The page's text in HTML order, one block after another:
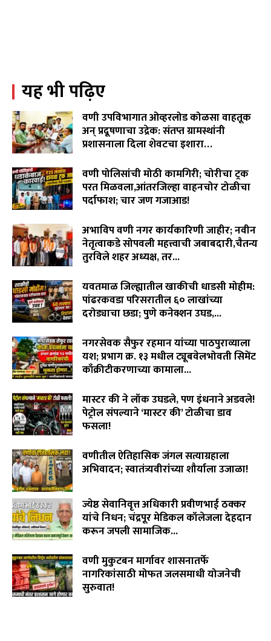
WCL विरुद्ध वृद्ध शेतकरी दांपत्याचा लढा! न्यायासाठी विजय
पिदुरकर मैदानात...
वारंवार निवेदन देऊनही जनप्रतिनिधी व लोकनिर्माण विभागाची झोप
उघडेना,खराब रस्त्यांमुळे गावकरी संतप्त.
02:16
पिक विमा कंपनीच्या धोरणाविरोधात लढा…
04:11
यह भी पढ़िए
वणी उपविभागात ओव्हरलोड कोळसा वाहतूक
अन् प्रदूषणाचा उद्रेक: संतप्त ग्रामस्थांनी
प्रशासनाला दिला शेवटचा इशारा…
वणी पोलिसांची मोठी कामगिरी; चोरीचा ट्रक
परत मिळवला,आंतरजिल्हा वाहनचोर टोळीचा
पर्दाफाश; चार जण गजाआड!
अभाविप वणी नगर कार्यकारिणी जाहीर; नवीन
नेतृत्वाकडे सोपवली महत्त्वाची जबाबदारी,चैतन्य
तुरविले शहर अध्यक्ष, तर...
यवतमाळ जिल्ह्यातील खाकीची धाडसी मोहीम:
पांढरकवडा परिसरातील ६० लाखांच्या
दरोड्याचा छडा; पुणे कनेक्शन उघड,...
नगरसेवक सैफुर रहमान यांच्या पाठपुराव्याला
यश; प्रभाग क्र. १३ मधील ट्यूबवेलभोवती सिमेंट
काँक्रीटीकरणाच्या कामाला...
मास्टर की ने लॉक उघडले, पण इंधनाने अडवले!
पेट्रोल संपल्याने ‘मास्टर की’ टोळीचा डाव
फसला!
वणीतील ऐतिहासिक जंगल सत्याग्रहाला
अभिवादन; स्वातंत्र्यवीरांच्या शौर्याला उजाळा!
ज्येष्ठ सेवानिवृत्त अधिकारी प्रवीणभाई ठक्कर
यांचे निधन; चंद्रपूर मेडिकल कॉलेजला देहदान
करून जपली सामाजिक...
वणी मुकुटबन मार्गावर शासनातर्फे
नागरिकांसाठी मोफत जलसमाधी योजनेची
सुरुवात!